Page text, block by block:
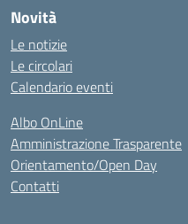
Novità
Le notizie
Le circolari
Calendario eventi
Albo OnLine
Amministrazione Trasparente
Orientamento/Open Day
Contatti